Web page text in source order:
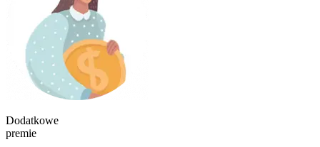
Dodatkowe
premie